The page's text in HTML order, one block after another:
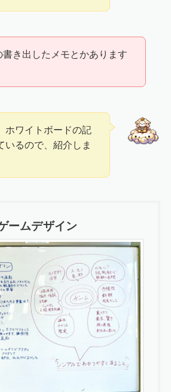
書き出したメモとかあります
ホワイトボードの記
いるので、紹介しま
ームデザイン